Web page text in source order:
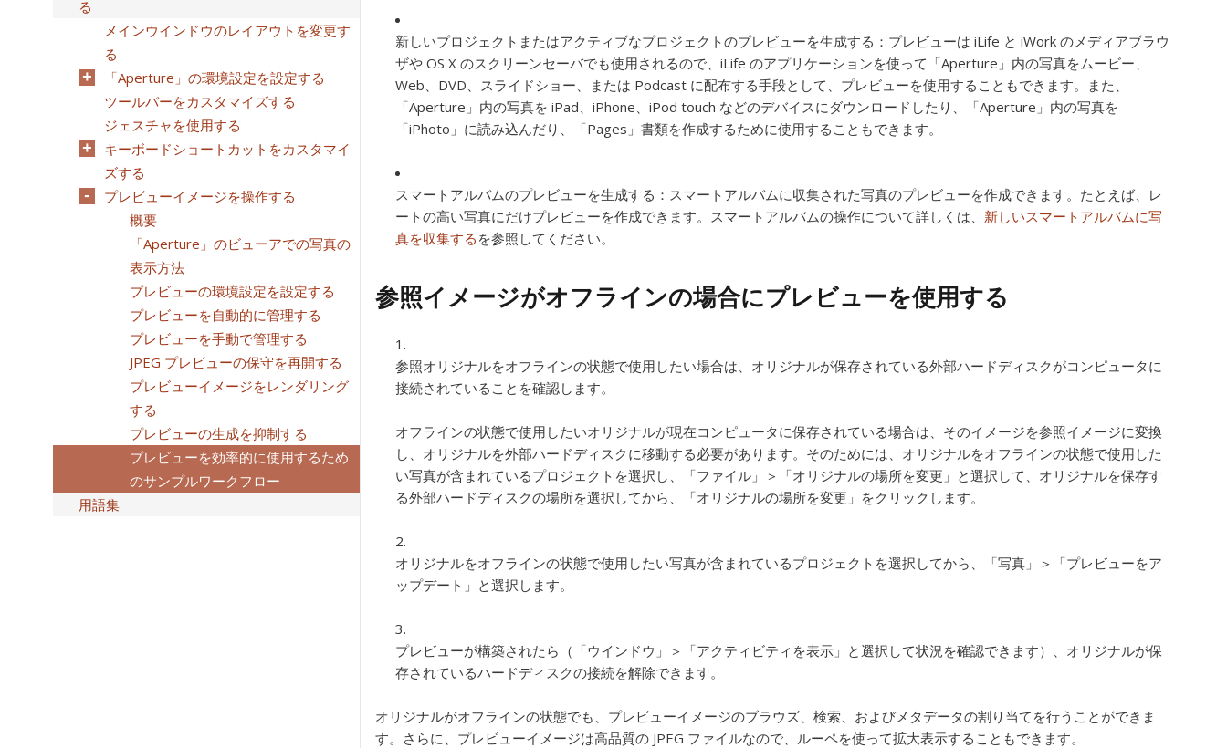
新しいプロジェクトまたはアクティブなプロジェクトのプレビューを生成する： プレビューは iLife と iWork のメディアブラウ
ザや OS X のスクリーンセーバでも使用されるので、iLife のアプリケーションを使って「Aperture」内の写真をムービー、
Web、DVD、スライドショー、または Podcast に配布する手段として、プレビューを使用することもできます。また、
「Aperture」内の写真を iPad、iPhone、iPod touch などのデバイスにダウンロードしたり、「Aperture」内の写真を
「iPhoto」に読み込んだり、「Pages」書類を作成するために使用することもできます。
スマートアルバムのプレビューを生成する： スマートアルバムに収集された写真のプレビューを作成できます。たとえば、レ
ートの高い写真にだけプレビューを作成できます。スマートアルバムの操作について詳しくは、 新しいスマートアルバムに写
真を収集する を参照してください。
参照イメージがオフラインの場合にプレビューを使用する
参照オリジナルをオフラインの状態で使用したい場合は、オリジナルが保存されている外部ハードディスクがコンピュータに
接続されていることを確認します。
オフラインの状態で使用したいオリジナルが現在コンピュータに保存されている場合は、そのイメージを参照イメージに変換
し、オリジナルを外部ハードディスクに移動する必要があります。そのためには、オリジナルをオフラインの状態で使用した
い写真が含まれているプロジェクトを選択し、「ファイル」＞「オリジナルの場所を変更」と選択して、オリジナルを保存す
る外部ハードディスクの場所を選択してから、「オリジナルの場所を変更」をクリックします。
オリジナルをオフラインの状態で使用したい写真が含まれているプロジェクトを選択してから、「写真」＞「プレビューをア
ップデート」と選択します。
プレビューが構築されたら（「ウインドウ」＞「アクティビティを表示」と選択して状況を確認できます）、オリジナルが保
存されているハードディスクの接続を解除できます。
オリジナルがオフラインの状態でも、プレビューイメージのブラウズ、検索、およびメタデータの割り当てを行うことができま
す。さらに、プレビューイメージは高品質の JPEG ファイルなので、ルーペを使って拡大表示することもできます。
る
メインウインドウのレイアウトを変更す
る
「Aperture」の環境設定を設定する
ツールバーをカスタマイズする
ジェスチャを使用する
キーボードショートカットをカスタマイ
ズする
プレビューイメージを操作する
概要
「Aperture」のビューアでの写真の
表示方法
プレビューの環境設定を設定する
プレビューを自動的に管理する
プレビューを手動で管理する
JPEG プレビューの保守を再開する
プレビューイメージをレンダリング
する
プレビューの生成を抑制する
プレビューを効率的に使用するため
のサンプルワークフロー
用語集